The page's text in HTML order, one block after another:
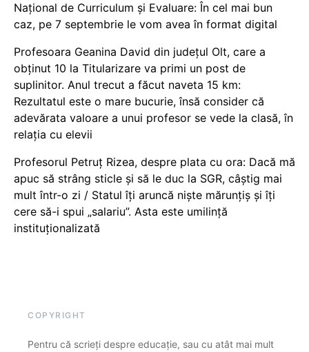
Național de Curriculum și Evaluare: În cel mai bun
caz, pe 7 septembrie le vom avea în format digital
Profesoara Geanina David din județul Olt, care a
obținut 10 la Titularizare va primi un post de
suplinitor. Anul trecut a făcut naveta 15 km:
Rezultatul este o mare bucurie, însă consider că
adevărata valoare a unui profesor se vede la clasă, în
relația cu elevii
Profesorul Petruț Rizea, despre plata cu ora: Dacă mă
apuc să strâng sticle și să le duc la SGR, câștig mai
mult într-o zi / Statul îți aruncă niște mărunțiș și îți
cere să-i spui „salariu”. Asta este umilință
instituționalizată
COPYRIGHT
Pentru că scrieți despre educație, sau cu atât mai mult